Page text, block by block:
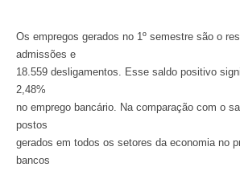
Os empregos gerados no 1º semestre são o
admissões e
18.559 desligamentos. Esse saldo positivo
2,48%
no emprego bancário. Na comparação com o
postos
gerados em todos os setores da economia no
bancos